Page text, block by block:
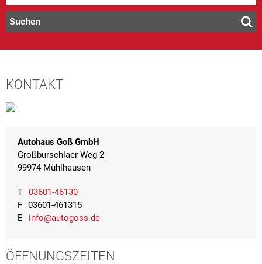
Suchen
KONTAKT
Autohaus Goß GmbH
Großburschlaer Weg 2
99974 Mühlhausen
T 03601-46130
F 03601-461315
E
info@autogoss.de
ÖFFNUNGSZEITEN